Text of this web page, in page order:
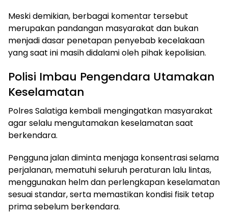
Meski demikian, berbagai komentar tersebut
merupakan pandangan masyarakat dan bukan
menjadi dasar penetapan penyebab kecelakaan
yang saat ini masih didalami oleh pihak kepolisian.
Polisi Imbau Pengendara Utamakan
Keselamatan
Polres Salatiga kembali mengingatkan masyarakat
agar selalu mengutamakan keselamatan saat
berkendara.
Pengguna jalan diminta menjaga konsentrasi selama
perjalanan, mematuhi seluruh peraturan lalu lintas,
menggunakan helm dan perlengkapan keselamatan
sesuai standar, serta memastikan kondisi fisik tetap
prima sebelum berkendara.